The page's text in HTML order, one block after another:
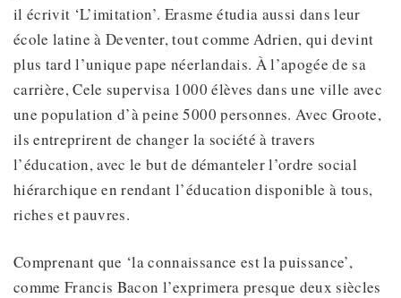
il écrivit ‘L’imitation’. Erasme étudia aussi dans leur
école latine à Deventer, tout comme Adrien, qui devint
plus tard l’unique pape néerlandais. À l’apogée de sa
carrière, Cele supervisa 1000 élèves dans une ville avec
une population d’à peine 5000 personnes. Avec Groote,
ils entreprirent de changer la société à travers
l’éducation, avec le but de démanteler l’ordre social
hiérarchique en rendant l’éducation disponible à tous,
riches et pauvres.
Comprenant que ‘la connaissance est la puissance’,
comme Francis Bacon l’exprimera presque deux siècles